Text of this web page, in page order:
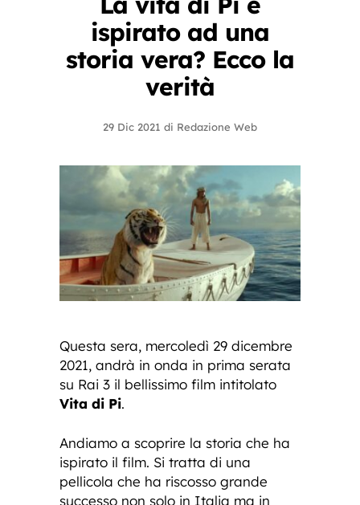
ispirato ad una
storia vera? Ecco la
verità
29 Dic 2021 di Redazione Web
Questa sera, mercoledì 29 dicembre
2021, andrà in onda in prima serata
su Rai 3 il bellissimo film intitolato
Vita di Pi.
Andiamo a scoprire la storia che ha
ispirato il film. Si tratta di una
pellicola che ha riscosso grande
successo non solo in Italia ma in